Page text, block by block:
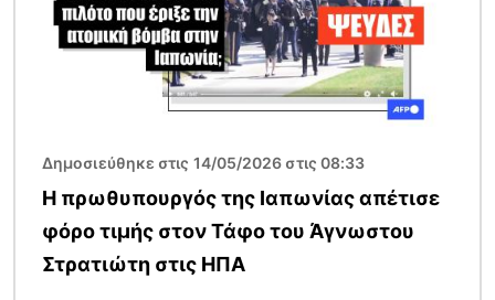
Δημοσιεύθηκε στις 14/05/2026 στις 08:33
Η πρωθυπουργός της Ιαπωνίας απέτισε
φόρο τιμής στον Τάφο του Άγνωστου
Στρατιώτη στις ΗΠΑ